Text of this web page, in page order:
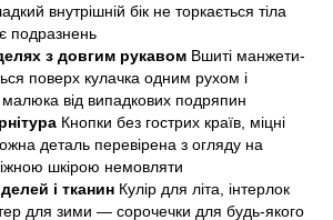
внутрішній бік не торкається тіла
подразнень
з довгим рукавом Вшиті манжети-
поверх кулачка одним рухом і
від випадкових подряпин
Кнопки без гострих країв, міцні
деталь перевірена з огляду на
шкірою немовляти
і тканин Кулір для літа, інтерлок
для зими — сорочечки для будь-якого